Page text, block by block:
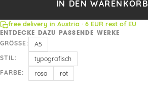
IN DEN WARENKORB
free delivery in Austria · 6 EUR rest of EU
ENTDECKE DAZU PASSENDE WERKE
GRÖSSE:
A5
STIL: typografisch
FARBE: rosa rot